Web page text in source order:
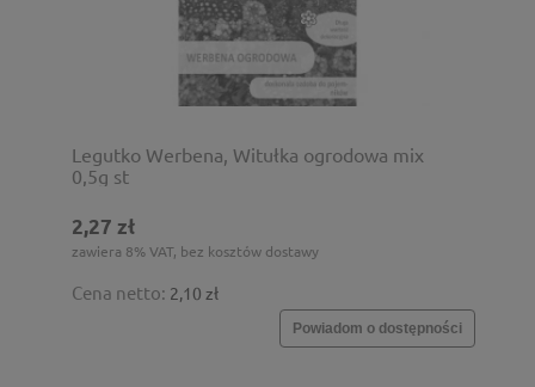
Legutko Werbena, Witułka ogrodowa mix
0,5g st
2,27 zł
zawiera 8% VAT, bez kosztów dostawy
Cena netto: 2,10 zł
Powiadom o dostępności